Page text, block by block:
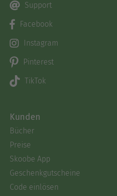
Support
Facebook
Instagram
Pinterest
TikTok
Kunden
Bücher
Preise
Skoobe App
Geschenkgutscheine
Code einlösen